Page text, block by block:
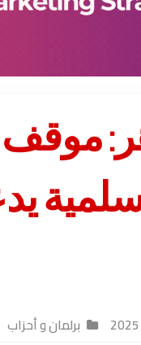
موقف
برلمان و أحزاب